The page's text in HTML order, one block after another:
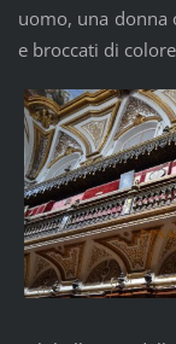
uomo, una
e broccati di